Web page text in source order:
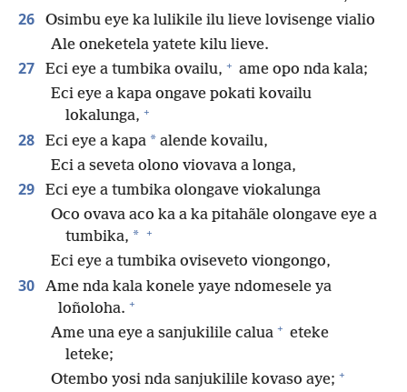
26
Osimbu eye ka lulikile ilu lieve lovisenge vialio
Ale oneketela yatete kilu lieve.
27 Eci eye a tumbika ovailu, + ame opo nda kala;
Eci eye a kapa ongave pokati kovailu
lokalunga, +
28 Eci eye a kapa * alende kovailu,
Eci a seveta olono viovava a longa,
29
Eci eye a tumbika olongave viokalunga
Oco ovava aco ka a ka pitahãle olongave eye a
tumbika, * +
Eci eye a tumbika oviseveto viongongo,
30
Ame nda kala konele yaye ndomesele ya
loñoloha. +
Ame una eye a sanjukilile calua + eteke
leteke;
Otembo yosi nda sanjukilile kovaso aye; +